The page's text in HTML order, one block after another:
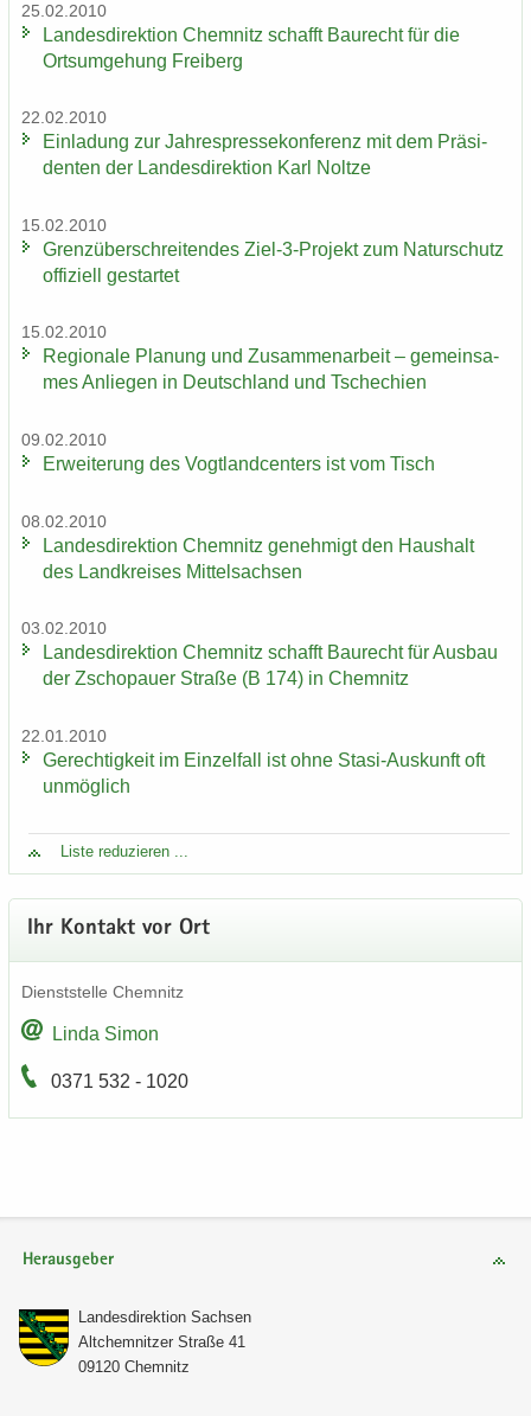
25.02.2010
Lan­des­di­rek­ti­on Chem­nitz schafft Bau­recht für die
Orts­um­ge­hung Frei­berg
22.02.2010
Ein­la­dung zur Jah­res­pres­se­kon­fe­renz mit dem Prä­si­
den­ten der Lan­des­di­rek­ti­on Karl Nolt­ze
15.02.2010
Grenz­über­schrei­ten­des Ziel-3-​Projekt zum Na­tur­schutz
of­fi­zi­ell ge­star­tet
15.02.2010
Re­gio­na­le Pla­nung und Zu­sam­men­ar­beit – ge­mein­sa­
mes An­lie­gen in Deutsch­land und Tsche­chi­en
09.02.2010
Er­wei­te­rung des Vogt­land­cen­ters ist vom Tisch
08.02.2010
Lan­des­di­rek­ti­on Chem­nitz ge­neh­migt den Haus­halt
des Land­krei­ses Mit­tel­sach­sen
03.02.2010
Lan­des­di­rek­ti­on Chem­nitz schafft Bau­recht für Aus­bau
der Zscho­pau­er Stra­ße (B 174) in Chem­nitz
22.01.2010
Ge­rech­tig­keit im Ein­zel­fall ist ohne Stasi-​Auskunft oft
un­mög­lich
Liste re­du­zie­ren ...
Ihr Kon­takt vor Ort
Dienst­stel­le Chem­nitz
Linda Simon
0371 532 - 1020
Herausgeber
Lan­des­di­rek­ti­on Sach­sen
Alt­chem­nit­zer Stra­ße 41
09120 Chem­nitz